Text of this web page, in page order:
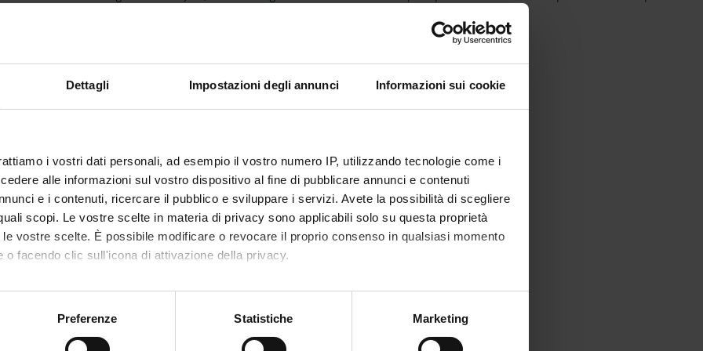
Dettagli Impostazioni degli annunci Informazioni sui cookie
i vostri dati personali, ad esempio il vostro numero IP, utilizzando tecnologie come i
alle informazioni sul vostro dispositivo al fine di pubblicare annunci e contenuti
e i contenuti, ricercare il pubblico e sviluppare i servizi. Avete la possibilità di scegliere
scopi. Le vostre scelte in materia di privacy sono applicabili solo su questa proprietà
vostre scelte. È possibile modificare o revocare il proprio consenso in qualsiasi momento
o facendo clic sull'icona di attivazione della privacy.
anche:
sulla tua posizione geografica, con un'approssimazione di qualche metro,
Preferenze Statistiche Marketing
table for computing the area under the curve
with small samples: the t distribution
tests
mean
hypothesis test
coefficient.